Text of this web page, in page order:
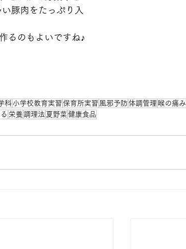
豚肉をたっぷり入
るのもよいですね♪
科 小学校教育実習 保育所実習 風邪予防体調管理 喉の痛み
栄養調理法 夏野菜 健康食品